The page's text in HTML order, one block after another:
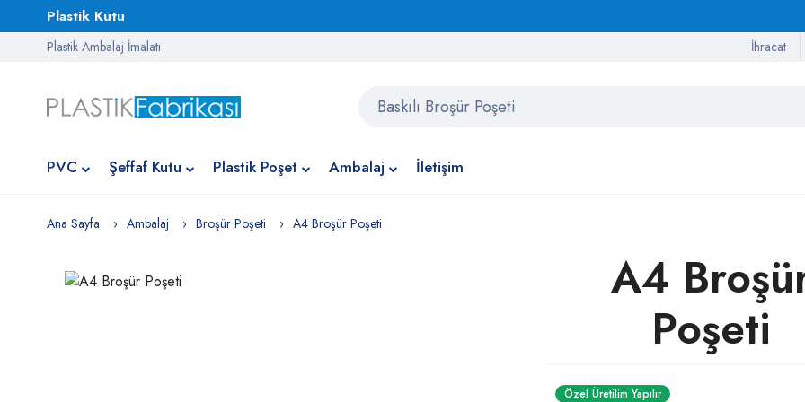
Plastik Kutu
Plastik Ambalaj İmalatı İhracat
PVC Şeffaf Kutu Plastik Poşet Ambalaj İletişim
Ana Sayfa Ambalaj Broşür Poşeti A4 Broşür Poşeti
A4
Poşeti
Özel Üretilim Yapılır